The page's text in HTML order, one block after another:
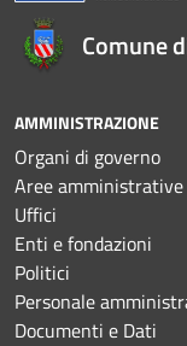
Comune
AMMINISTRAZIONE
Organi di governo
Aree amministrative
Uffici
Enti e fondazioni
Politici
Personale
Documenti e Dati